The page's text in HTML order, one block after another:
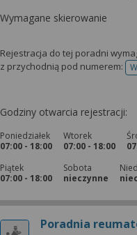
Wymagane skierowanie
Rejestracja do tej poradni
z przychodnią pod numerem:
Godziny otwarcia rejestracji:
Poniedziałek
07:00 - 18:00
Wtorek
07:00 - 18:00
Piątek
07:00 - 18:00
Sobota
nieczynne
Poradnia